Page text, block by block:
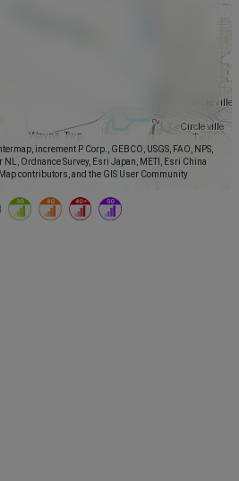
increment P Corp., GEBCO, USGS, FAO, NPS,
NL, Ordnance Survey, Esri Japan, METI, Esri China
contributors, and the GIS User Community